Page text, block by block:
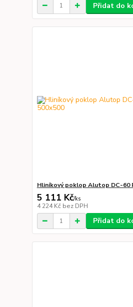
Přidat do
Hliníkový poklop Alutop DC-60
5 111 Kč/ks
4 224 Kč bez DPH
Přidat do